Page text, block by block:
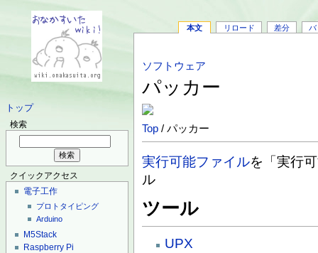
トップ
検索
クイックアクセス
電子工作
プロトタイピング
Arduino
M5Stack
Raspberry Pi
本文 リロード 差分 バ
ソフトウェア
パッカー
Top / パッカー
実行可能ファイルを「実行
ル
ツール
UPX